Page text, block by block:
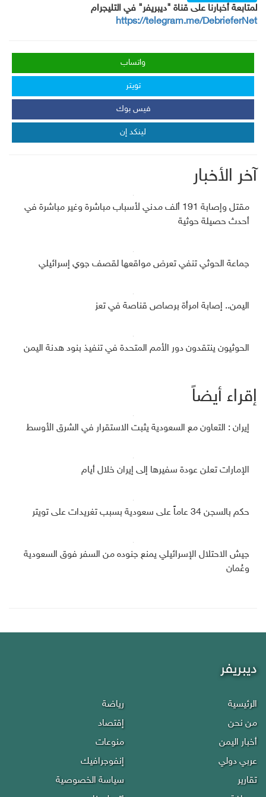
لمتابعة أخبارنا على قناة "ديبريفر" في التليجرام
https://telegram.me/DebrieferNet
واتساب
تويتر
فيس بوك
لينكد إن
آخر الأخبار
مقتل وإصابة 191 ألف مدني لأسباب مباشرة وغير مباشرة في
أحدث حصيلة حوثية
جماعة الحوثي تنفي تعرض مواقعها لقصف جوي إسرائيلي
اليمن.. إصابة امرأة برصاص قناصة في تعز
الحوثيون ينتقدون دور الأمم المتحدة في تنفيذ بنود هدنة اليمن
إقراء أيضاً
إيران : التعاون مع السعودية يثبت الاستقرار في الشرق الأوسط
الإمارات تعلن عودة سفيرها إلى إيران خلال أيام
حكم بالسجن 34 عاماً على سعودية بسبب تغريدات على تويتر
جيش الاحتلال الإسرائيلي يمنع جنوده من السفر فوق السعودية
وعُمان
ديبريفر
الرئيسية
من نحن
أخبار اليمن
عربي دولي
تقارير
رياضة
إقتصاد
منوعات
إنفوجرافيك
سياسة الخصوصية